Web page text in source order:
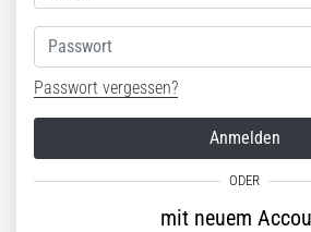
bekannt
als
Iliotibiales
Bandsyndrom
ein
weit
Passwort
Passwort vergessen?
Anmelden
mit neuem